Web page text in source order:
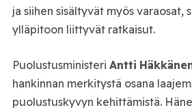
ja siihen sisältyvät myös varaosat,
ylläpitoon liittyvät ratkaisut.
Puolustusministeri Antti
hankinnan merkitystä osana
puolustuskyvyn kehittämistä.